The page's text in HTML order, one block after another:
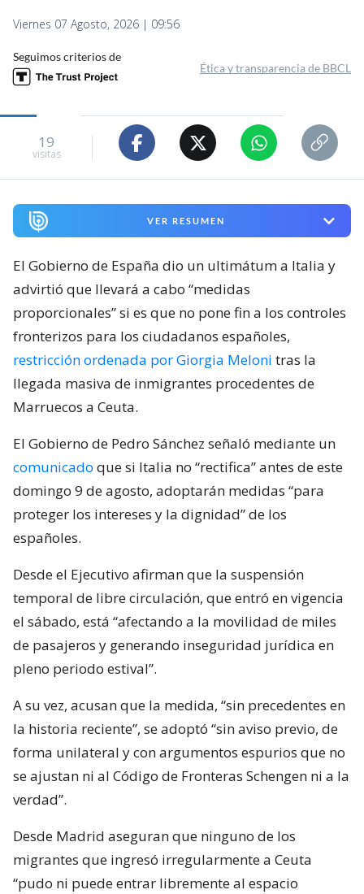
Viernes 07 Agosto, 2026 | 09:56
Seguimos criterios de
Ética y transparencia de BBCL
19
visitas
VER RESUMEN
El Gobierno de España dio un ultimátum a Italia y
advirtió que llevará a cabo “medidas
proporcionales” si es que no pone fin a los controles
fronterizos para los ciudadanos españoles,
restricción ordenada por Giorgia Meloni tras la
llegada masiva de inmigrantes procedentes de
Marruecos a Ceuta.
El Gobierno de Pedro Sánchez señaló mediante un
comunicado que si Italia no “rectifica” antes de este
domingo 9 de agosto, adoptarán medidas “para
proteger los intereses y la dignidad” de los
españoles.
Desde el Ejecutivo afirman que la suspensión
temporal de libre circulación, que entró en vigencia
el sábado, está “afectando a la movilidad de miles
de pasajeros y generando inseguridad jurídica en
pleno periodo estival”.
A su vez, acusan que la medida, “sin precedentes en
la historia reciente”, se adoptó “sin aviso previo, de
forma unilateral y con argumentos espurios que no
se ajustan ni al Código de Fronteras Schengen ni a la
verdad”.
Desde Madrid aseguran que ninguno de los
migrantes que ingresó irregularmente a Ceuta
“pudo ni puede entrar libremente al espacio